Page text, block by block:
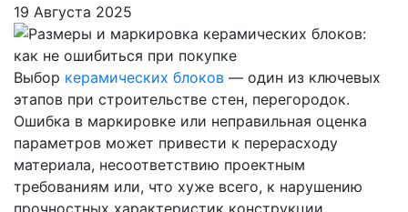
19 Августа 2025
Выбор керамических блоков — один из ключевых
этапов при строительстве стен, перегородок.
Ошибка в маркировке или неправильная оценка
параметров может привести к перерасходу
материала, несоответствию проектным
требованиям или, что хуже всего, к нарушению
прочностных характеристик конструкции.